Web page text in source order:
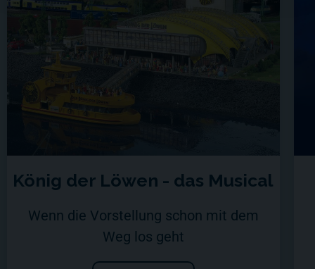
König der Löwen - das Musical
Wenn die Vorstellung schon mit dem
Weg los geht